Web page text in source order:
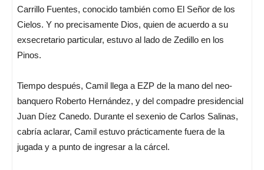
Carrillo Fuentes, conocido también como El Señor de los
Cielos. Y no precisamente Dios, quien de acuerdo a su
exsecretario particular, estuvo al lado de Zedillo en los
Pinos.
Tiempo después, Camil llega a EZP de la mano del neo-
banquero Roberto Hernández, y del compadre presidencial
Juan Díez Canedo. Durante el sexenio de Carlos Salinas,
cabría aclarar, Camil estuvo prácticamente fuera de la
jugada y a punto de ingresar a la cárcel.